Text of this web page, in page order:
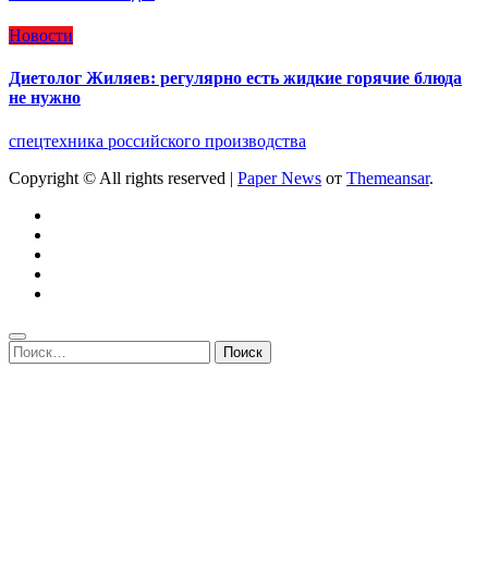
Новости
Диетолог Жиляев: регулярно есть жидкие горячие блюда
не нужно
спецтехника российского производства
Copyright © All rights reserved | Paper News от Themeansar.
Найти: